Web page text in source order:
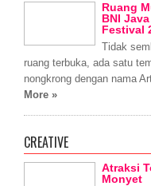
Ruang
BNI
Festival
Tidak
ruang terbuka, ada satu
nongkrong dengan nama
More »
CREATIVE
Atraksi
Monyet